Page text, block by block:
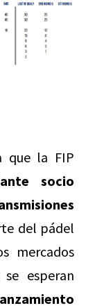
que la FIP
socio
del pádel
mercados
esperan